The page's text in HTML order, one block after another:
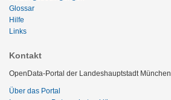
Glossar
Hilfe
Links
Kontakt
OpenData-Portal der Landeshauptstadt München
Über das Portal